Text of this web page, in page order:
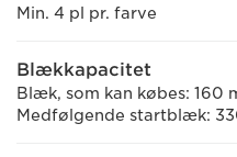
Min. 4 pl pr. farve
Blækkapacitet
Blæk, som kan købes:
Medfølgende startblæk: